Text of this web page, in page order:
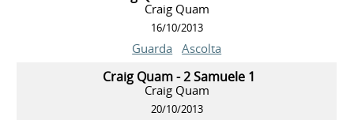
Craig Quam
16/10/2013
Guarda Ascolta
Craig Quam - 2 Samuele 1
Craig Quam
20/10/2013